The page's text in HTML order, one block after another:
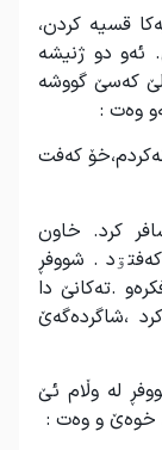
قسیە کردن،
دو ژنیشە
کەسێ گووشە
وەت :
کەفت
کرد. خاون
. شووفڕ
.تەکانێ دا
،شاگردەگەێ
لە وڵام ئێ
خوەێ و وەت :